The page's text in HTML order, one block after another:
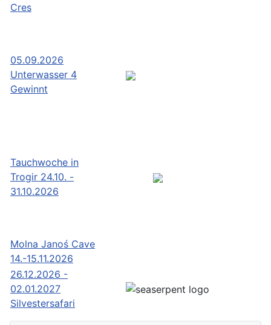
Cres
05.09.2026
Unterwasser 4
Gewinnt
Tauchwoche in
Trogir 24.10. -
31.10.2026
Molna Janoś Cave
14.-15.11.2026
26.12.2026 -
02.01.2027
Silvestersafari